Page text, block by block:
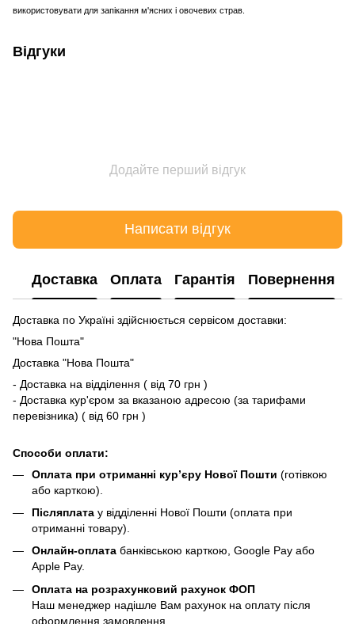
використовувати для запікання м'ясних і овочевих страв.
Відгуки
Додайте перший відгук
Написати відгук
Доставка Оплата Гарантія Повернення
Доставка по Україні здійснюється сервісом доставки:
"Нова Пошта"
Доставка "Нова Пошта"
- Доставка на відділення ( від 70 грн )
- Доставка кур'єром за вказаною адресою (за тарифами
перевізника) ( від 60 грн )
Способи оплати:
Оплата при отриманні кур’єру Нової Пошти (готівкою
або карткою).
Післяплата у відділенні Нової Пошти (оплата при
отриманні товару).
Онлайн-оплата банківською карткою, Google Pay або
Apple Pay.
Оплата на розрахунковий рахунок ФОП
Наш менеджер надішле Вам рахунок на оплату після
оформлення замовлення